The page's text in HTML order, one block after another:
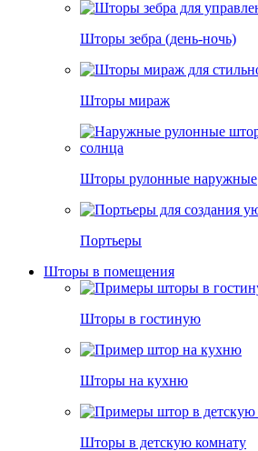
Шторы зебра (день-ночь)
Шторы мираж
Шторы рулонные наружные
Портьеры
Шторы в помещения
Шторы в гостиную
Шторы на кухню
Шторы в детскую комнату